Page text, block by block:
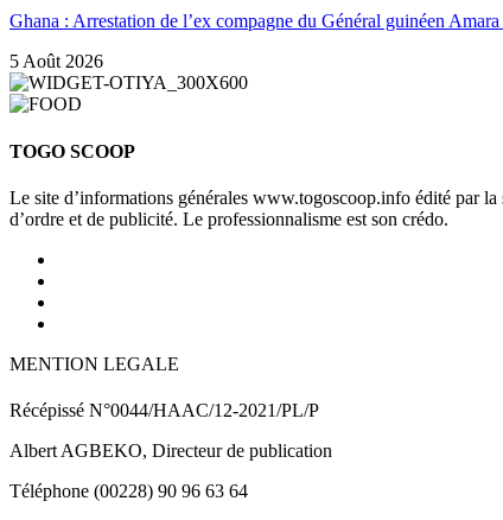
Ghana : Arrestation de l’ex compagne du Général guinéen Amara
5 Août 2026
TOGO SCOOP
Le site d’informations générales www.togoscoop.info édité par
d’ordre et de publicité. Le professionnalisme est son crédo.
MENTION LEGALE
Récépissé N°0044/HAAC/12-2021/PL/P
Albert AGBEKO, Directeur de publication
Téléphone (00228) 90 96 63 64